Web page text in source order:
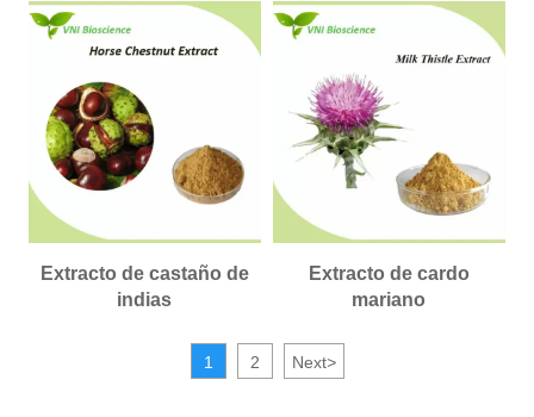
Extracto de castaño de
indias
Extracto de cardo
mariano
1 2 Next>